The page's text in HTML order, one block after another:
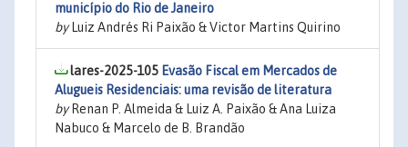
município do Rio de Janeiro
byLuiz Andrés Ri Paixão & Victor Martins Quirino
lares-2025-105 Evasão Fiscal em Mercados de
Alugueis Residenciais: uma revisão de literatura
byRenan P. Almeida & Luiz A. Paixão & Ana Luiza
Nabuco & Marcelo de B. Brandão